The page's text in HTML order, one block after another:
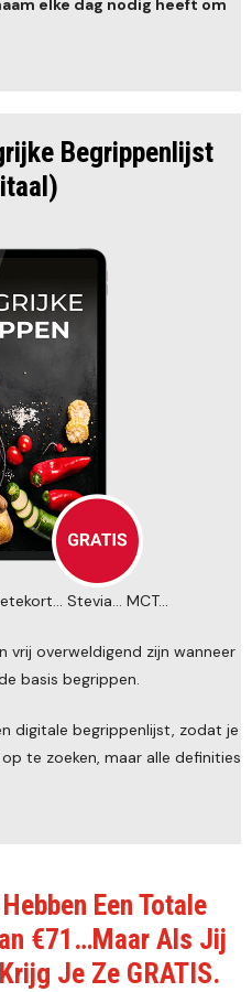
elke dag nodig heeft om
Begrippenlijst
Stevia... MCT...
vrij overweldigend zijn wanneer
basis begrippen.
digitale begrippenlijst, zodat je
te zoeken, maar alle definities
Een Totale
€71…Maar Als Jij
Je Ze GRATIS.